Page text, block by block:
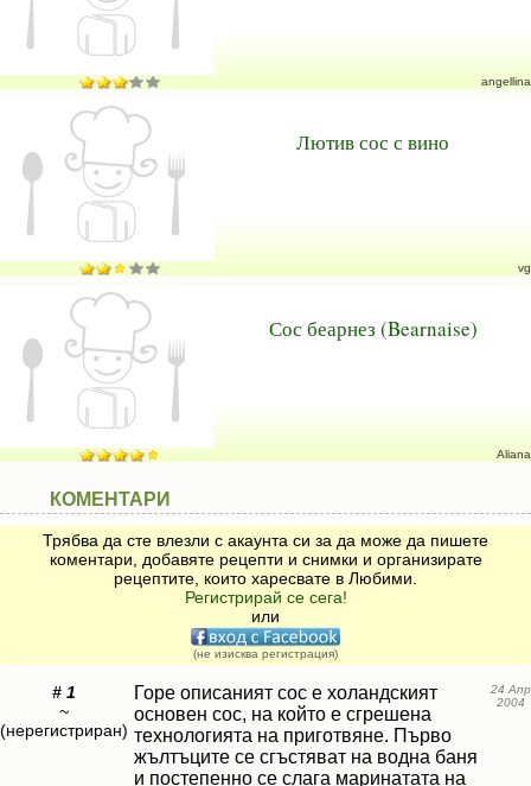
angellina
Лютив сос с вино
vg
Сос беарнез (Bearnaise)
Aliana
КОМЕНТАРИ
Трябва да сте влезли с акаунта си за да може да пишете
коментари, добавяте рецепти и снимки и организирате
рецептите, които харесвате в Любими.
Регистрирай се сега!
или
(не изисква регистрация)
# 1
~
(нерегистриран)
Горе описаният сос е холандският
основен сос, на който е сгрешена
технологията на приготвяне. Първо
жълтъците се сгъстяват на водна баня
и постепенно се слага маринатата на
24 Апр
2004